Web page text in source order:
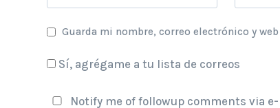
Guarda mi nombre, correo electrónico y
Sí, agrégame a tu lista de correos
Notify me of followup comments via